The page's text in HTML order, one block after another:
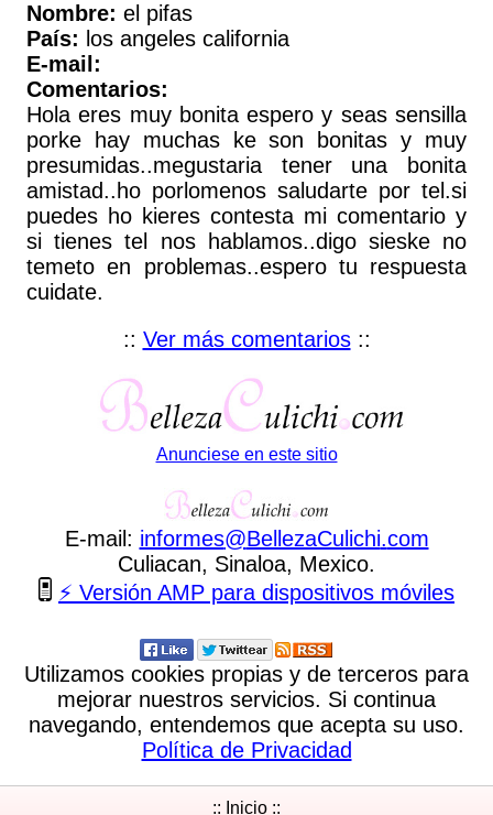
Nombre: el pifas
País: los angeles california
E-mail:
Comentarios:
Hola eres muy bonita espero y seas sensilla
porke hay muchas ke son bonitas y muy
presumidas..megustaria tener una bonita
amistad..ho porlomenos saludarte por tel.si
puedes ho kieres contesta mi comentario y
si tienes tel nos hablamos..digo sieske no
temeto en problemas..espero tu respuesta
cuidate.
:: Ver más comentarios::
Anunciese en este sitio
E-mail: informes@BellezaCulichi.com
Culiacan, Sinaloa, Mexico.
⚡ Versión AMP para dispositivos móviles
Utilizamos cookies propias y de terceros para
mejorar nuestros servicios. Si continua
navegando, entendemos que acepta su uso.
Política de Privacidad
:: Inicio ::